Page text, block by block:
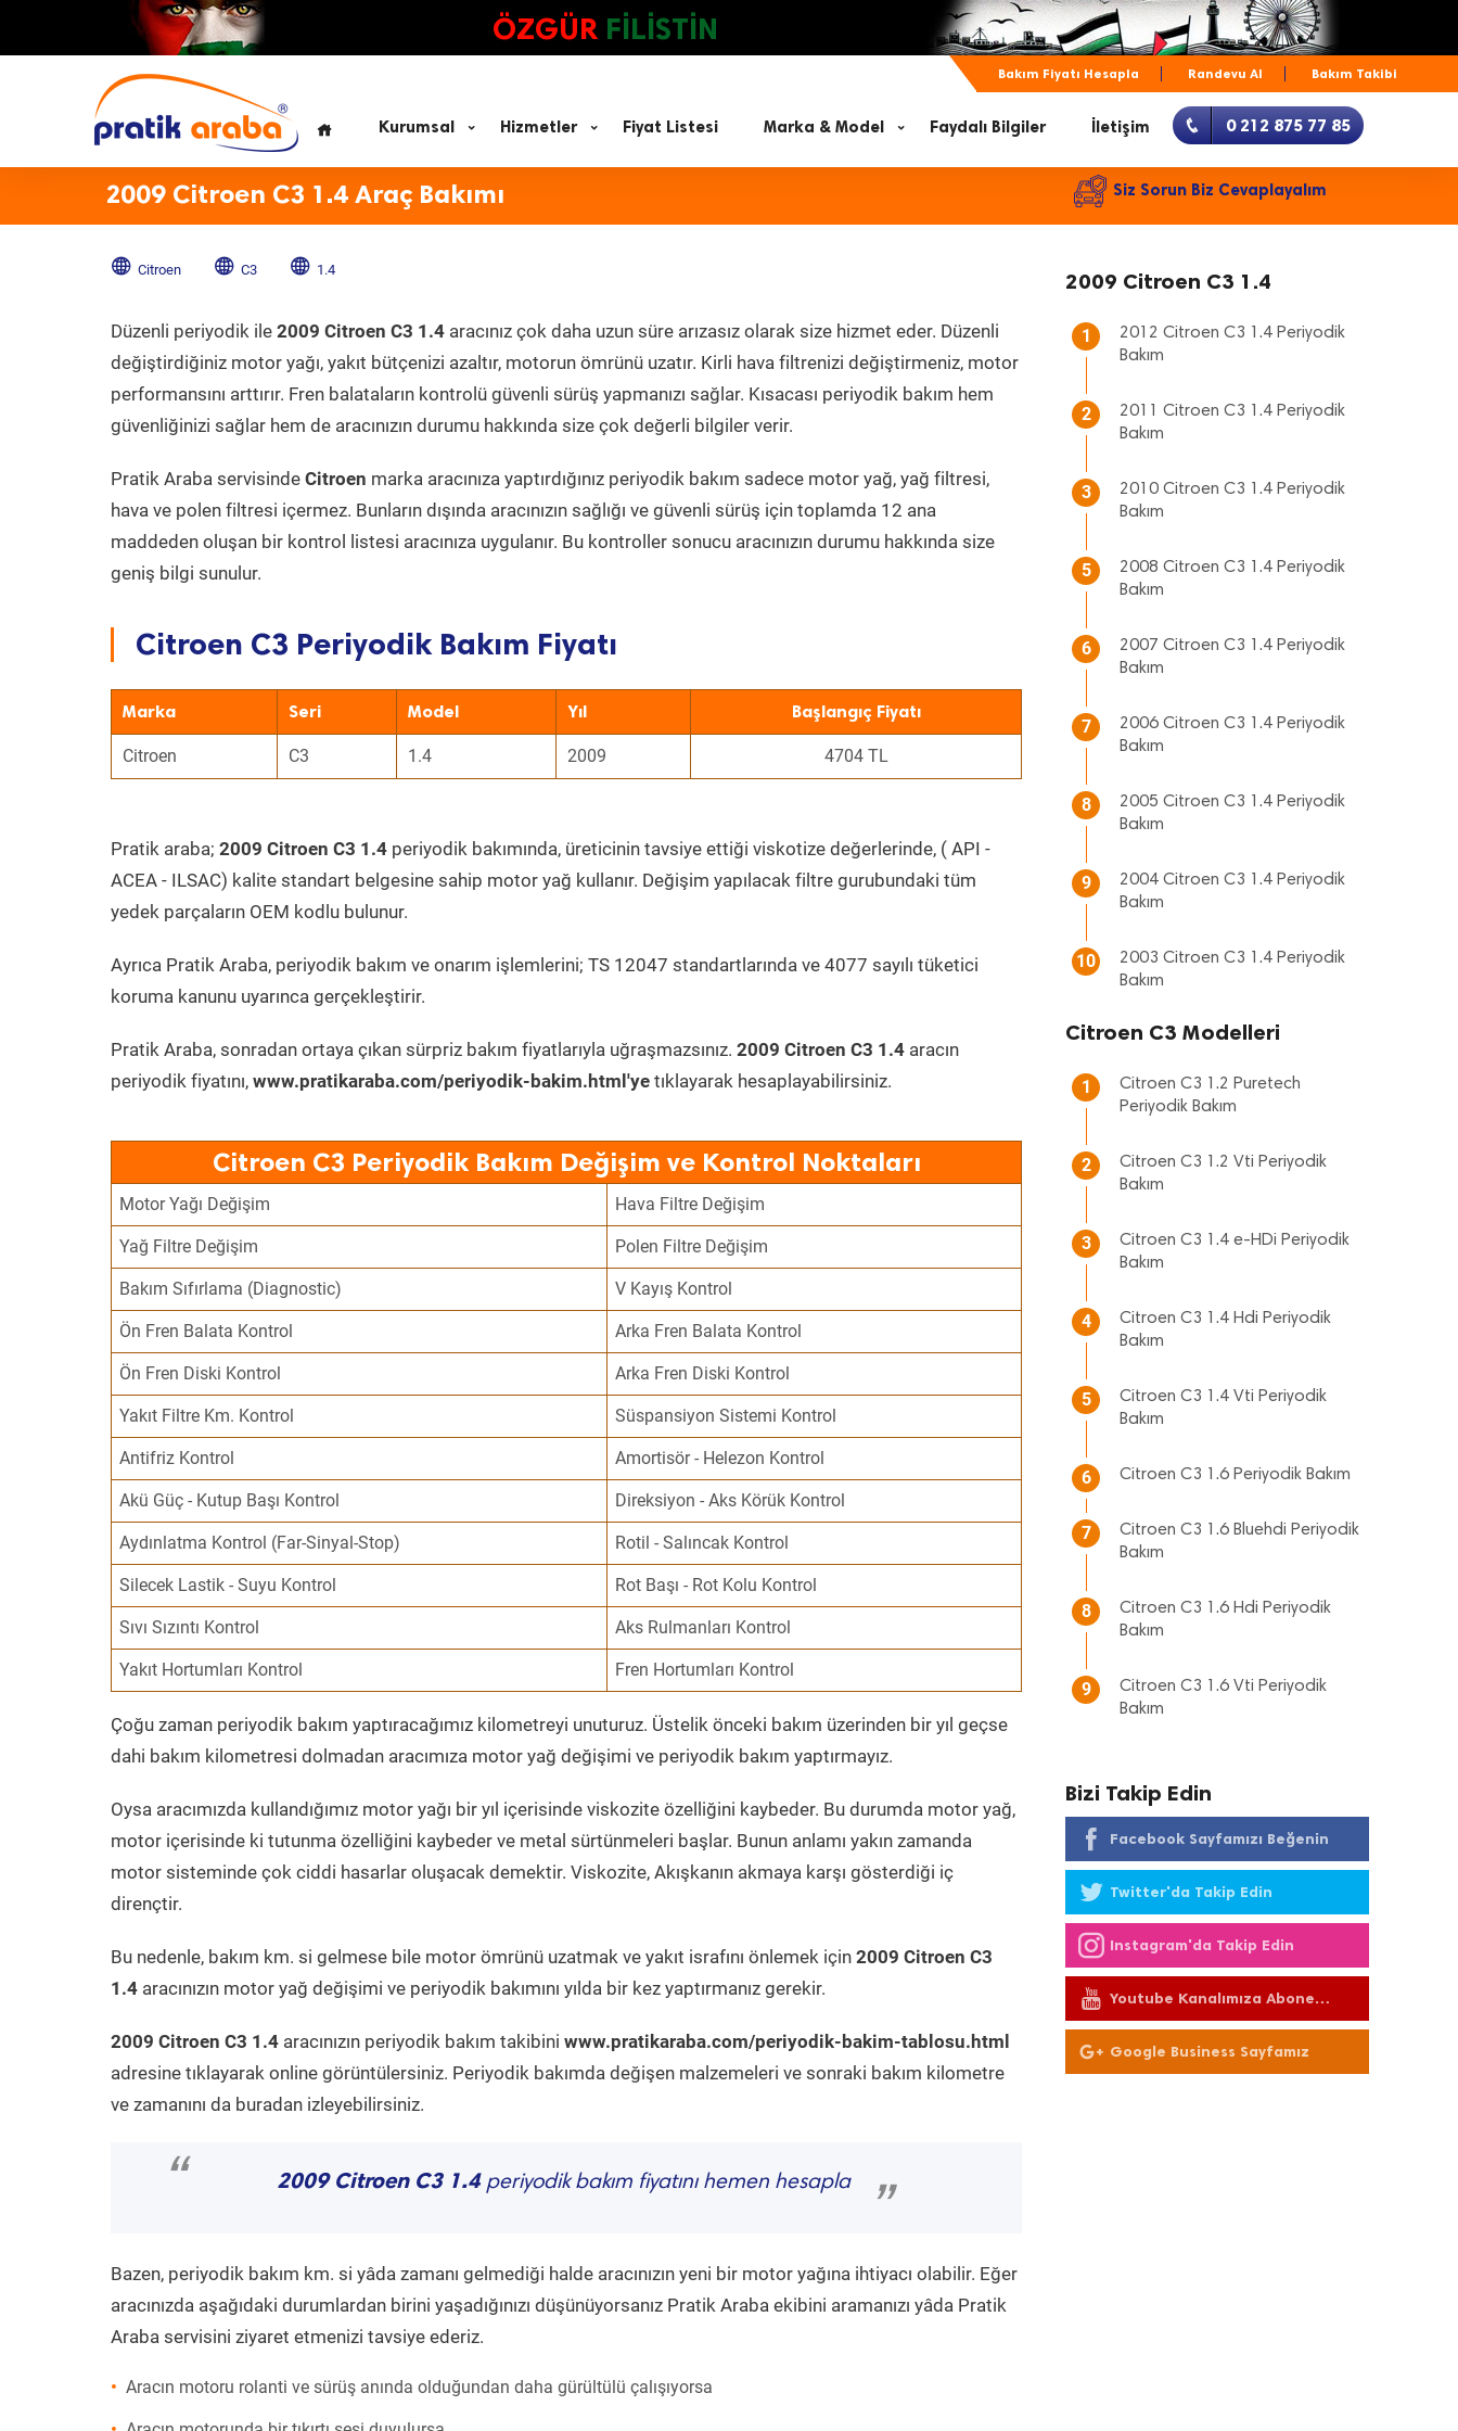
ÖZGÜR FİLİSTİN
Bakım Fiyatı Hesapla Randevu Al Bakım Takibi
Kurumsal Hizmetler Fiyat Listesi Marka & Model Faydalı Bilgiler İletişim 0 212 875 77 85
2009 Citroen C3 1.4 Araç Bakımı Siz Sorun Biz Cevaplayalım
Citroen C3 1.4
Düzenli periyodik ile 2009 Citroen C3 1.4 aracınız çok daha uzun süre arızasız olarak size hizmet eder. Düzenli
değiştirdiğiniz motor yağı, yakıt bütçenizi azaltır, motorun ömrünü uzatır. Kirli hava filtrenizi değiştirmeniz, motor
performansını arttırır. Fren balataların kontrolü güvenli sürüş yapmanızı sağlar. Kısacası periyodik bakım hem
güvenliğinizi sağlar hem de aracınızın durumu hakkında size çok değerli bilgiler verir.
Pratik Araba servisinde Citroen marka aracınıza yaptırdığınız periyodik bakım sadece motor yağ, yağ filtresi,
hava ve polen filtresi içermez. Bunların dışında aracınızın sağlığı ve güvenli sürüş için toplamda 12 ana
maddeden oluşan bir kontrol listesi aracınıza uygulanır. Bu kontroller sonucu aracınızın durumu hakkında size
geniş bilgi sunulur.
Citroen C3 Periyodik Bakım Fiyatı
Marka Seri Model Yıl Başlangıç Fiyatı
Citroen C3 1.4 2009 4704 TL
Pratik araba; 2009 Citroen C3 1.4 periyodik bakımında, üreticinin tavsiye ettiği viskotize değerlerinde, ( API -
ACEA - ILSAC) kalite standart belgesine sahip motor yağ kullanır. Değişim yapılacak filtre gurubundaki tüm
yedek parçaların OEM kodlu bulunur.
Ayrıca Pratik Araba, periyodik bakım ve onarım işlemlerini; TS 12047 standartlarında ve 4077 sayılı tüketici
koruma kanunu uyarınca gerçekleştirir.
Pratik Araba, sonradan ortaya çıkan sürpriz bakım fiyatlarıyla uğraşmazsınız. 2009 Citroen C3 1.4 aracın
periyodik fiyatını, www.pratikaraba.com/periyodik-bakim.html'ye tıklayarak hesaplayabilirsiniz.
Citroen C3 Periyodik Bakım Değişim ve Kontrol Noktaları
Motor Yağı Değişim Hava Filtre Değişim
Yağ Filtre Değişim Polen Filtre Değişim
Bakım Sıfırlama (Diagnostic) V Kayış Kontrol
Ön Fren Balata Kontrol Arka Fren Balata Kontrol
Ön Fren Diski Kontrol Arka Fren Diski Kontrol
Yakıt Filtre Km. Kontrol Süspansiyon Sistemi Kontrol
Antifriz Kontrol Amortisör - Helezon Kontrol
Akü Güç - Kutup Başı Kontrol Direksiyon - Aks Körük Kontrol
Aydınlatma Kontrol (Far-Sinyal-Stop) Rotil - Salıncak Kontrol
Silecek Lastik - Suyu Kontrol Rot Başı - Rot Kolu Kontrol
Sıvı Sızıntı Kontrol Aks Rulmanları Kontrol
Yakıt Hortumları Kontrol Fren Hortumları Kontrol
Çoğu zaman periyodik bakım yaptıracağımız kilometreyi unuturuz. Üstelik önceki bakım üzerinden bir yıl geçse
dahi bakım kilometresi dolmadan aracımıza motor yağ değişimi ve periyodik bakım yaptırmayız.
Oysa aracımızda kullandığımız motor yağı bir yıl içerisinde viskozite özelliğini kaybeder. Bu durumda motor yağ,
motor içerisinde ki tutunma özelliğini kaybeder ve metal sürtünmeleri başlar. Bunun anlamı yakın zamanda
motor sisteminde çok ciddi hasarlar oluşacak demektir. Viskozite, Akışkanın akmaya karşı gösterdiği iç
dirençtir.
Bu nedenle, bakım km. si gelmese bile motor ömrünü uzatmak ve yakıt israfını önlemek için 2009 Citroen C3
1.4 aracınızın motor yağ değişimi ve periyodik bakımını yılda bir kez yaptırmanız gerekir.
2009 Citroen C3 1.4 aracınızın periyodik bakım takibini www.pratikaraba.com/periyodik-bakim-tablosu.html
adresine tıklayarak online görüntülersiniz. Periyodik bakımda değişen malzemeleri ve sonraki bakım kilometre
ve zamanını da buradan izleyebilirsiniz.
“ 2009 Citroen C3 1.4periyodik bakım fiyatını hemen hesapla
”
Bazen, periyodik bakım km. si yâda zamanı gelmediği halde aracınızın yeni bir motor yağına ihtiyacı olabilir. Eğer
aracınızda aşağıdaki durumlardan birini yaşadığınızı düşünüyorsanız Pratik Araba ekibini aramanızı yâda Pratik
Araba servisini ziyaret etmenizi tavsiye ederiz.
Aracın motoru rolanti ve sürüş anında olduğundan daha gürültülü çalışıyorsa
2009 Citroen C3 1.4
1
2012 Citroen C3 1.4 Periyodik
Bakım
2
2011 Citroen C3 1.4 Periyodik
Bakım
3
2010 Citroen C3 1.4 Periyodik
Bakım
5
2008 Citroen C3 1.4 Periyodik
Bakım
6
2007 Citroen C3 1.4 Periyodik
Bakım
7
2006 Citroen C3 1.4 Periyodik
Bakım
8
2005 Citroen C3 1.4 Periyodik
Bakım
9
2004 Citroen C3 1.4 Periyodik
Bakım
10
2003 Citroen C3 1.4 Periyodik
Bakım
Citroen C3 Modelleri
1
Citroen C3 1.2 Puretech
Periyodik Bakım
2
Citroen C3 1.2 Vti Periyodik
Bakım
3
Citroen C3 1.4 e-HDi Periyodik
Bakım
4
Citroen C3 1.4 Hdi Periyodik
Bakım
5
Citroen C3 1.4 Vti Periyodik
Bakım
6 Citroen C3 1.6 Periyodik Bakım
7
Citroen C3 1.6 Bluehdi Periyodik
Bakım
8
Citroen C3 1.6 Hdi Periyodik
Bakım
9
Citroen C3 1.6 Vti Periyodik
Bakım
Bizi Takip Edin
Facebook Sayfamızı Beğenin
Twitter'da Takip Edin
Instagram'da Takip Edin
Youtube Kanalımıza Abone
Olun
Google Business Sayfamız